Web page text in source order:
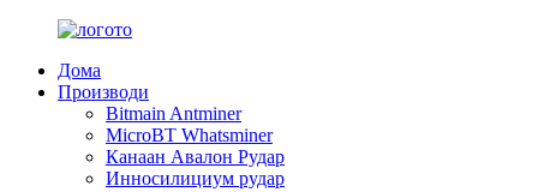
Дома
Производи
Bitmain Antminer
MicroBT Whatsminer
Канаан Авалон Рудар
Инносилициум рудар